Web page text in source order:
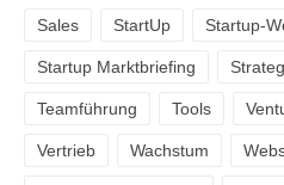
Sales StartUp Startup-
Startup Marktbriefing
Teamführung Tools
Vertrieb Wachstum